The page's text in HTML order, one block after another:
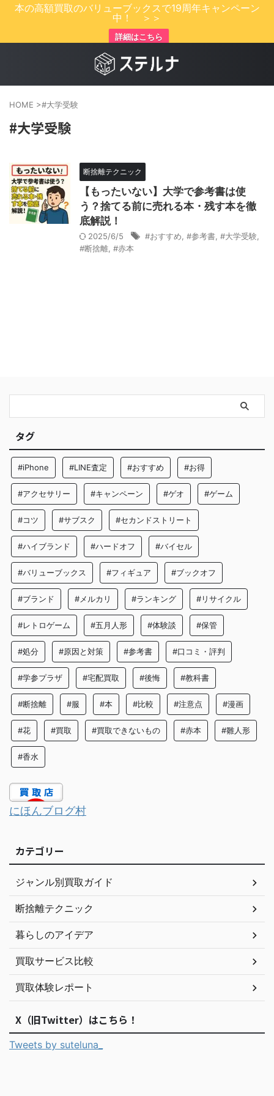
本の高額買取のバリューブックスで19周年キャンペーン
中！ ＞＞
詳細はこちら
HOME >#大学受験
#大学受験
断捨離テクニック
【もったいない】大学で参考書は使
う？捨てる前に売れる本・残す本を徹
底解説！
2025/6/5 #おすすめ #参考書 #大学受験
#断捨離 #赤本
タグ
#iPhone #LINE査定 #おすすめ #お得
#アクセサリー #キャンペーン #ゲオ #ゲーム
#コツ #サブスク #セカンドストリート
#ハイブランド #ハードオフ #バイセル
#バリューブックス #フィギュア #ブックオフ
#ブランド #メルカリ #ランキング #リサイクル
#レトロゲーム #五月人形 #体験談 #保管
#処分 #原因と対策 #参考書 #口コミ・評判
#学参プラザ #宅配買取 #後悔 #教科書
#断捨離 #服 #本 #比較 #注意点 #漫画
#花 #買取 #買取できないもの #赤本 #雛人形
#香水
にほんブログ村
カテゴリー
ジャンル別買取ガイド
断捨離テクニック
暮らしのアイデア
買取サービス比較
買取体験レポート
X（旧Twitter）はこちら！
Tweets by suteluna_